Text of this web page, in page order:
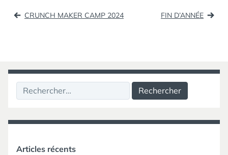
Navigation
CRUNCH MAKER CAMP 2024 FIN D’ANNÉE
Rechercher :
Articles récents